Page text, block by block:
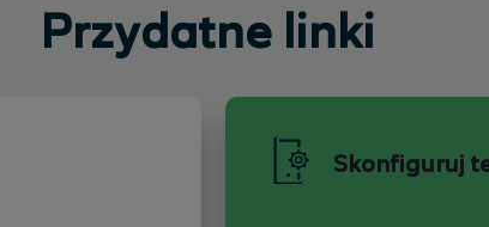
Przydatne linki
Skonfiguruj